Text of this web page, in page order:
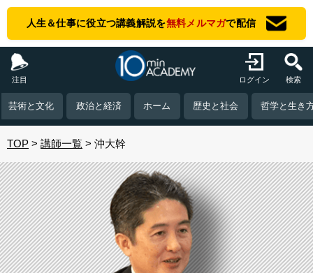
人生＆仕事に役立つ講義解説を無料メルマガで配信
注目 ログイン 検索
芸術と文化 政治と経済 ホーム 歴史と社会 哲学と生き
TOP 講師一覧 沖大幹